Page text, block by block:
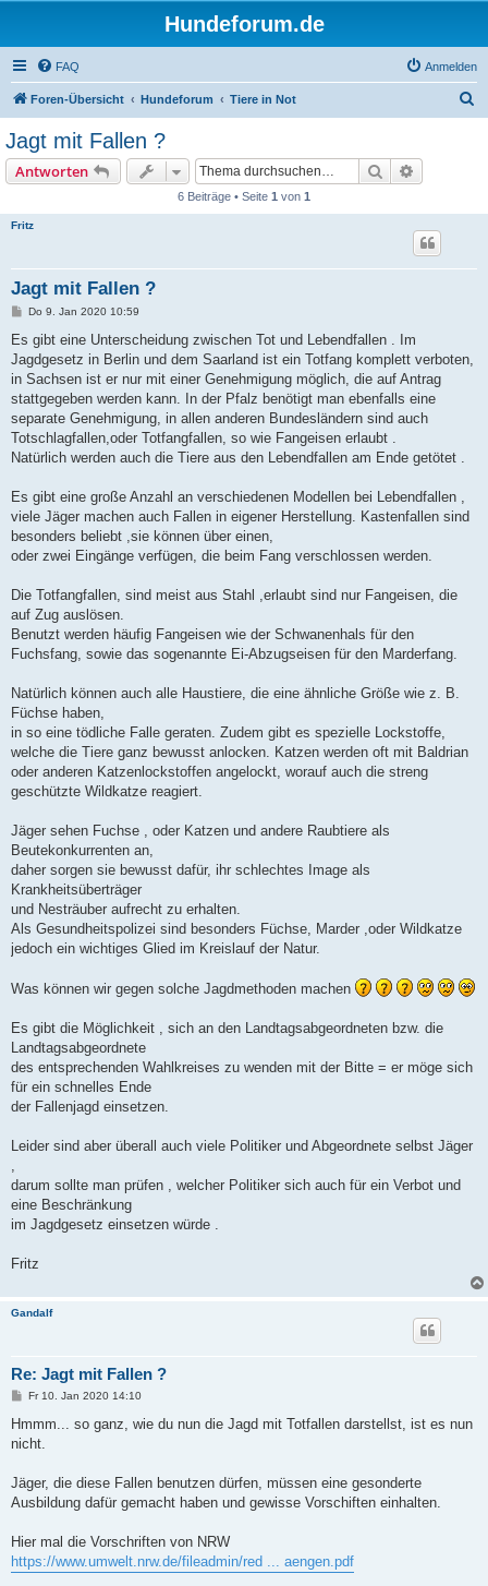
Hundeforum.de
FAQ Anmelden
Foren-Übersicht Hundeforum Tiere in Not
Jagt mit Fallen ?
Antworten Suche
6 Beiträge • Seite 1 von 1
Fritz
Jagt mit Fallen ?
B
i
r
a
Do 9. Jan 2020 10:59
Es gibt eine Unterscheidung zwischen Tot und Lebendfallen . Im
Jagdgesetz in Berlin und dem Saarland ist ein Totfang komplett verboten,
in Sachsen ist er nur mit einer Genehmigung möglich, die auf Antrag
stattgegeben werden kann. In der Pfalz benötigt man ebenfalls eine
separate Genehmigung, in allen anderen Bundesländern sind auch
Totschlagfallen,oder Totfangfallen, so wie Fangeisen erlaubt .
Natürlich werden auch die Tiere aus den Lebendfallen am Ende getötet .
Es gibt eine große Anzahl an verschiedenen Modellen bei Lebendfallen ,
viele Jäger machen auch Fallen in eigener Herstellung. Kastenfallen sind
besonders beliebt ,sie können über einen,
oder zwei Eingänge verfügen, die beim Fang verschlossen werden.
Die Totfangfallen, sind meist aus Stahl ,erlaubt sind nur Fangeisen, die
auf Zug auslösen.
Benutzt werden häufig Fangeisen wie der Schwanenhals für den
Fuchsfang, sowie das sogenannte Ei-Abzugseisen für den Marderfang.
Natürlich können auch alle Haustiere, die eine ähnliche Größe wie z. B.
Füchse haben,
in so eine tödliche Falle geraten. Zudem gibt es spezielle Lockstoffe,
welche die Tiere ganz bewusst anlocken. Katzen werden oft mit Baldrian
oder anderen Katzenlockstoffen angelockt, worauf auch die streng
geschützte Wildkatze reagiert.
Jäger sehen Fuchse , oder Katzen und andere Raubtiere als
Beutekonkurrenten an,
daher sorgen sie bewusst dafür, ihr schlechtes Image als
Krankheitsüberträger
und Nesträuber aufrecht zu erhalten.
Als Gesundheitspolizei sind besonders Füchse, Marder ,oder Wildkatze
jedoch ein wichtiges Glied im Kreislauf der Natur.
Was können wir gegen solche Jagdmethoden machen
Es gibt die Möglichkeit , sich an den Landtagsabgeordneten bzw. die
Landtagsabgeordnete
des entsprechenden Wahlkreises zu wenden mit der Bitte = er möge sich
für ein schnelles Ende
der Fallenjagd einsetzen.
Leider sind aber überall auch viele Politiker und Abgeordnete selbst Jäger
,
darum sollte man prüfen , welcher Politiker sich auch für ein Verbot und
eine Beschränkung
im Jagdgesetz einsetzen würde .
Fritz
Gandalf
Re: Jagt mit Fallen ?
B
i
r
Fr 10. Jan 2020 14:10
Hmmm... so ganz, wie du nun die Jagd mit Totfallen darstellst, ist es nun
nicht.
Jäger, die diese Fallen benutzen dürfen, müssen eine gesonderte
Ausbildung dafür gemacht haben und gewisse Vorschiften einhalten.
Hier mal die Vorschriften von NRW
https://www.umwelt.nrw.de/fileadmin/red ... aengen.pdf